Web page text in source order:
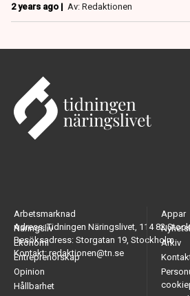
2 years ago | Av: Redaktionen
Adress: Tidningen Näringslivet, 114 82
Besöksadress: Storgatan 19, Stockholm
Kontakt: redaktionen@tn.se
Arbetsmarknad
Näringsliv
Ekonomi
Entreprenörskap
Opinion
Hållbarhet
Appar
Arkiv